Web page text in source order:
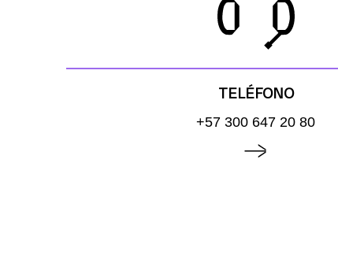
TELÉFONO
+57 300 647 20 80